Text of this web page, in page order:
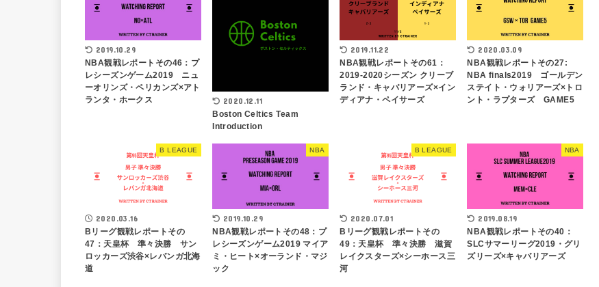
2019.10.29
NBA観戦レポートその46：プ
レシーズンゲーム2019 ニュ
ーオリンズ・ペリカンズ×アト
ランタ・ホークス
2020.12.11
Boston Celtics Team
Introduction
2019.11.22
NBA観戦レポートその61：
2019-2020シーズン クリーブ
ランド・キャバリアーズ×イン
ディアナ・ペイサーズ
2020.03.09
NBA観戦レポートその27:
NBA finals2019 ゴールデン
ステイト・ウォリアーズ×トロ
ント・ラプターズ GAME5
B LEAGUE
2020.03.16
Bリーグ観戦レポートその
47：天皇杯 準々決勝 サン
ロッカーズ渋谷×レバンガ北海
道
NBA
2019.10.29
NBA観戦レポートその48：プ
レシーズンゲーム2019 マイア
ミ・ヒート×オーランド・マジ
ック
B LEAGUE
2020.07.01
Bリーグ観戦レポートその
49：天皇杯 準々決勝 滋賀
レイクスターズ×シーホース三
河
NBA
2019.08.19
NBA観戦レポートその40：
SLCサマーリーグ2019・グリ
ズリーズ×キャバリアーズ